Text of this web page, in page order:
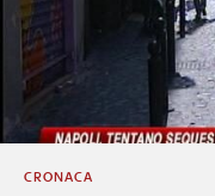
CRONACA